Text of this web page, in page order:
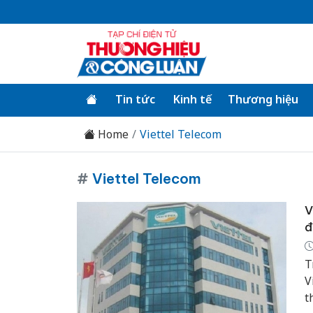
Tin tức Kinh tế Thương hiệu
Home Viettel Telecom
# Viettel Telecom